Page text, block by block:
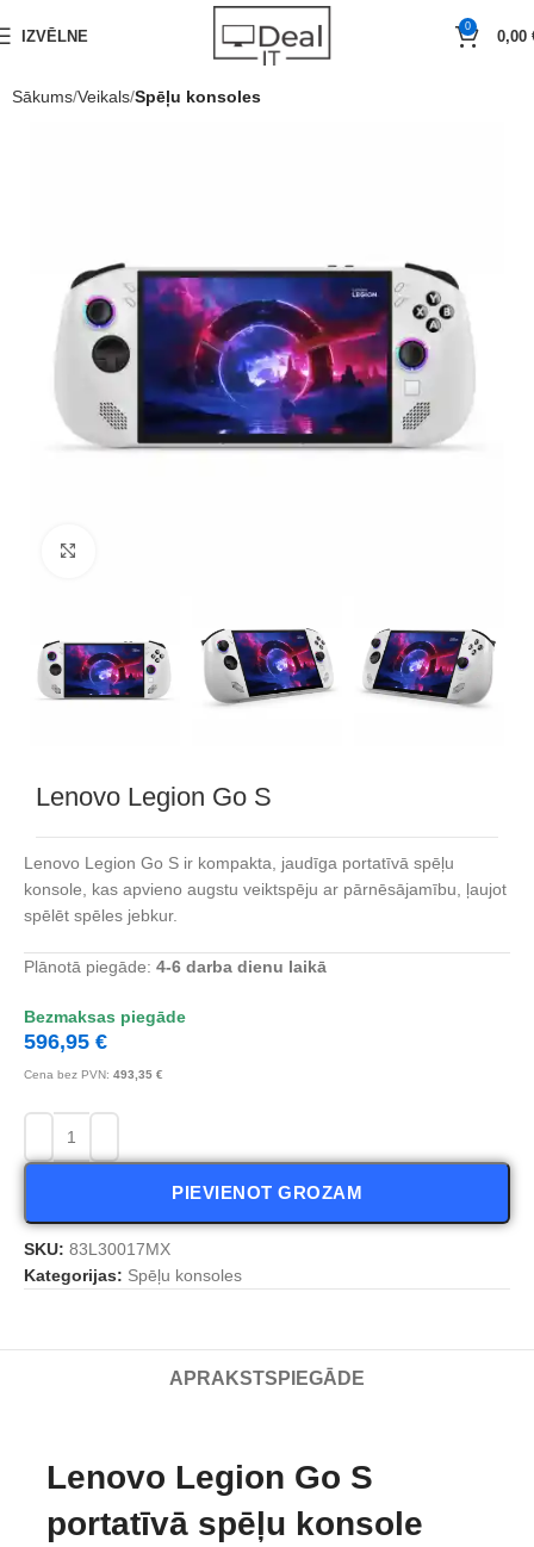
IZVĒLNE
0
0,00
Sākums Veikals Spēļu konsoles
Lenovo Legion Go S
Lenovo Legion Go S ir kompakta, jaudīga portatīvā spēļu
konsole, kas apvieno augstu veiktspēju ar pārnēsājamību, ļaujot
spēlēt spēles jebkur.
Plānotā piegāde: 4-6 darba dienu laikā
Bezmaksas piegāde
596,95 €
Cena bez PVN: 493,35 €
PIEVIENOT GROZAM
SKU: 83L30017MX
Kategorijas: Spēļu konsoles
APRAKSTS PIEGĀDE
Lenovo Legion Go S
portatīvā spēļu konsole